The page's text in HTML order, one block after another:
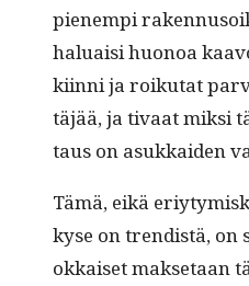
pienem­pi
halu­aisi huonoa
kiin­ni ja roiku­tat
täjää, ja tivaat mik­si
taus on asukkaiden
Tämä, eikä
kyse on trendis­tä, on
okkaiset mak­se­taan